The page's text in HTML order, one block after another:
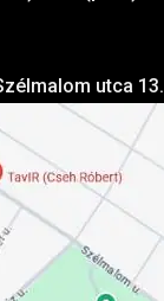
utca 13.